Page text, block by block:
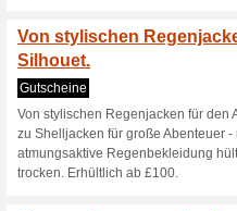
Gnnen
Skisport!